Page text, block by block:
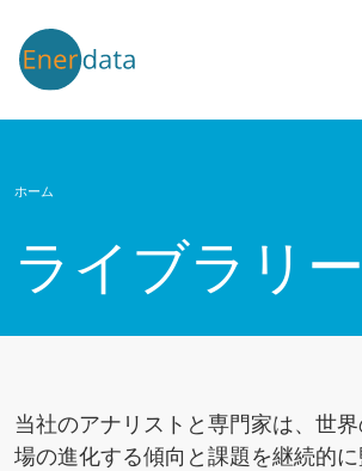
ホーム
ライブラリー
当社のアナリストと専門家は、世
場の進化する傾向と課題を継続的